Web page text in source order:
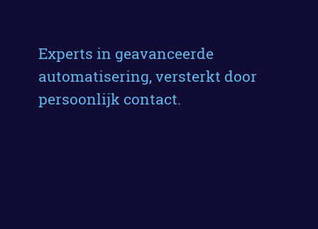
Experts in geavanceerde
automatisering, versterkt door
persoonlijk contact.